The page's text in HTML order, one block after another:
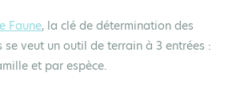
Faune, la clé de détermination des
se veut un outil de terrain à 3 entrées :
et par espèce.